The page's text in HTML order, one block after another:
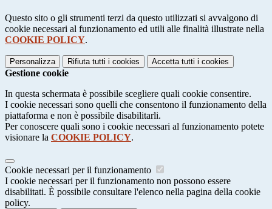
Questo sito o gli strumenti terzi da questo utilizzati si avvalgono di
cookie necessari al funzionamento ed utili alle finalità illustrate nella
COOKIE POLICY.
Personalizza Rifiuta tutti i cookies Accetta tutti i cookies
Gestione cookie
In questa schermata è possibile scegliere quali cookie consentire.
I cookie necessari sono quelli che consentono il funzionamento della
piattaforma e non è possibile disabilitarli.
Per conoscere quali sono i cookie necessari al funzionamento potete
visionare la COOKIE POLICY.
Cookie necessari per il funzionamento
I cookie necessari per il funzionamento non possono essere
disabilitati. È possibile consultare l'elenco nella pagina della cookie
policy.